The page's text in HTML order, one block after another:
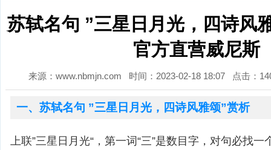
苏轼名句 ”三星日月光，四诗风
官方直营威尼斯
来源：www.nbmjn.com 时间：2023-02-18 18:07 点击：
一、苏轼名句 ”三星日月光，四诗风雅颂”赏析
上联”三星日月光“，第一词“三”是数目字，对句必找